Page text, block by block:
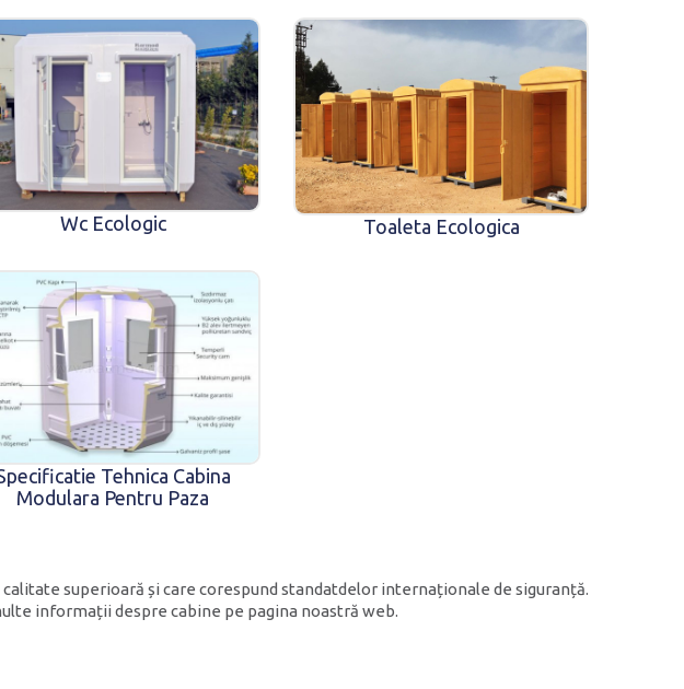
Wc Ecologic Toaleta Ecologica
Tehnica Cabina
Modulara Pentru Paza
superioară și care corespund standatdelor internaționale de siguranță.
informații despre cabine pe pagina noastră web.